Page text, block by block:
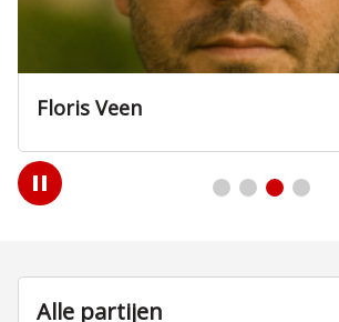
Jasmijn Koning
Play
/
Alle partijen